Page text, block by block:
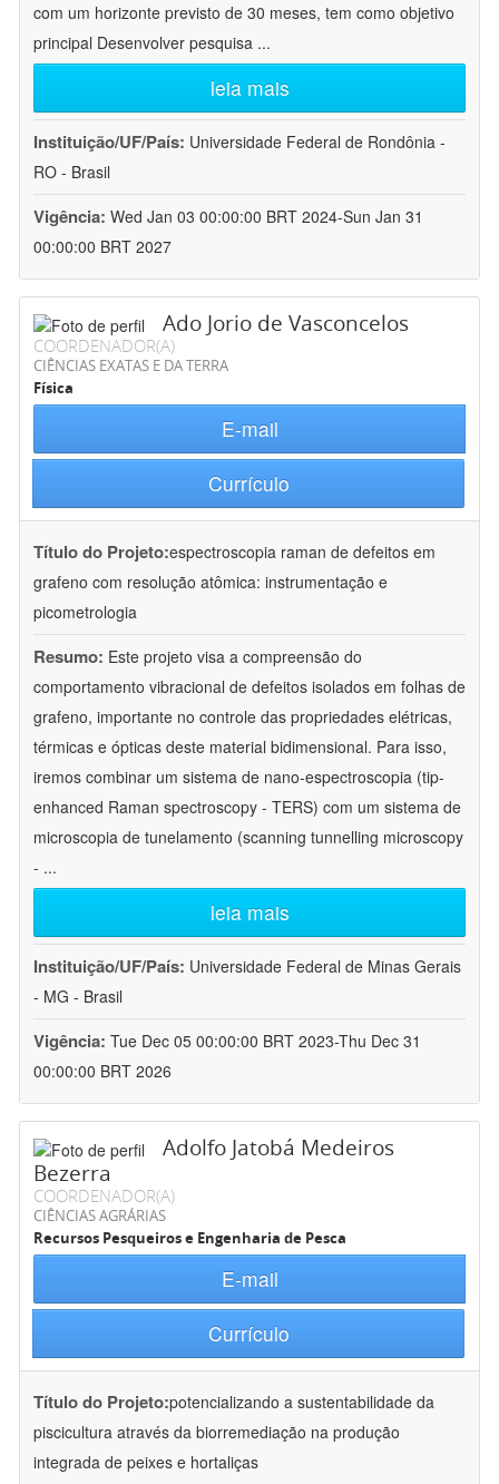
com um horizonte previsto de 30 meses, tem como objetivo
principal Desenvolver pesquisa ...
leia mais
Instituição/UF/País: Universidade Federal de Rondônia -
RO - Brasil
Vigência: Wed Jan 03 00:00:00 BRT 2024-Sun Jan 31
00:00:00 BRT 2027
Ado Jorio de Vasconcelos
COORDENADOR(A)
CIÊNCIAS EXATAS E DA TERRA
Física
E-mail
Currículo
Título do Projeto:espectroscopia raman de defeitos em
grafeno com resolução atômica: instrumentação e
picometrologia
Resumo: Este projeto visa a compreensão do
comportamento vibracional de defeitos isolados em folhas de
grafeno, importante no controle das propriedades elétricas,
térmicas e ópticas deste material bidimensional. Para isso,
iremos combinar um sistema de nano-espectroscopia (tip-
enhanced Raman spectroscopy - TERS) com um sistema de
microscopia de tunelamento (scanning tunnelling microscopy
- ...
leia mais
Instituição/UF/País: Universidade Federal de Minas Gerais
- MG - Brasil
Vigência: Tue Dec 05 00:00:00 BRT 2023-Thu Dec 31
00:00:00 BRT 2026
Adolfo Jatobá Medeiros
Bezerra
COORDENADOR(A)
CIÊNCIAS AGRÁRIAS
Recursos Pesqueiros e Engenharia de Pesca
E-mail
Currículo
Título do Projeto:potencializando a sustentabilidade da
piscicultura através da biorremediação na produção
integrada de peixes e hortaliças